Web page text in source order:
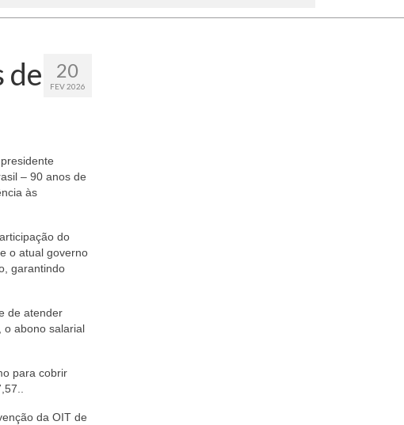
20
FEV 2026
de
– 90 anos de
às
do
o atual governo
garantindo
de atender
o abono salarial
para cobrir
da OIT de